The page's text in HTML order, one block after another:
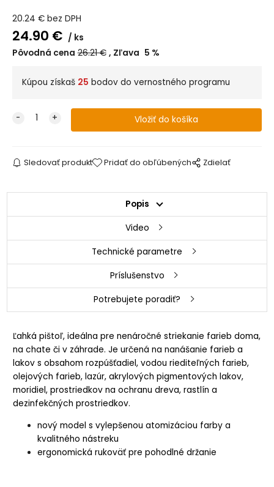
20.24 € bez DPH
24.90 €
ks
Pôvodná cena 26.21€ Zľava 5 %
Kúpou získaš 25 bodov do vernostného programu
Sledovať produkt Pridať do obľúbených Zdielať
Popis
Video
Technické parametre
Príslušenstvo
Potrebujete poradiť?
Ľahká pištoľ, ideálna pre nenáročné striekanie farieb doma,
na chate či v záhrade. Je určená na nanášanie farieb a
lakov s obsahom rozpúšťadiel, vodou riediteľných farieb,
olejových farieb, lazúr, akrylových pigmentových lakov,
moridiel, prostriedkov na ochranu dreva, rastlín a
dezinfekčných prostriedkov.
nový model s vylepšenou atomizáciou farby a
kvalitného nástreku
ergonomická rukoväť pre pohodlné držanie